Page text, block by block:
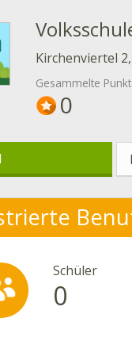
Kirchenviertel
Gesammelte
0
Schüler
0